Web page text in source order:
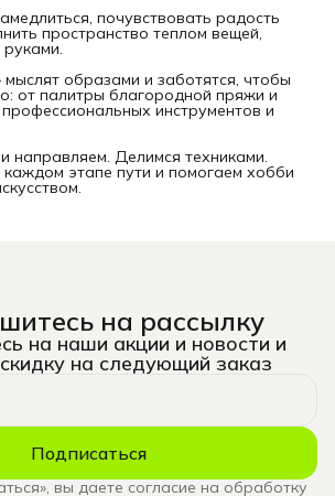
почувствовать радость
пространство теплом вещей,
мыслят образами и заботятся, чтобы
от палитры благородной пряжи и
инструментов и
направляем. Делимся техниками.
этапе пути и помогаем хобби
на рассылку
на наши акции и новости и
на следующий заказ
Подписаться
вы даете согласие на обработку